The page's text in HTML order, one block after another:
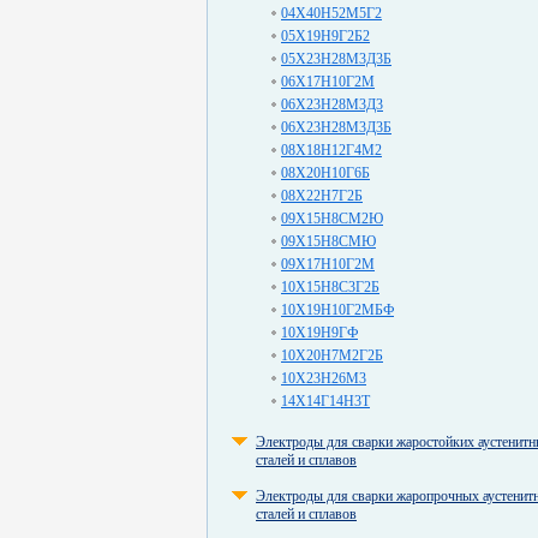
04Х40Н52М5Г2
05Х19Н9Г2Б2
05Х23Н28М3Д3Б
06Х17Н10Г2М
06Х23Н28М3Д3
06Х23Н28М3Д3Б
08Х18Н12Г4М2
08Х20Н10Г6Б
08Х22Н7Г2Б
09Х15Н8СМ2Ю
09Х15Н8СМЮ
09Х17Н10Г2М
10Х15Н8С3Г2Б
10Х19Н10Г2МБФ
10Х19Н9ГФ
10Х20Н7М2Г2Б
10Х23Н26М3
14Х14Г14Н3Т
Электроды для сварки жаростойких
сталей и сплавов
Электроды для сварки жаропрочных
сталей и сплавов